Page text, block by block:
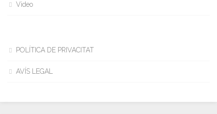
Video
POLÍTICA DE PRIVACITAT
AVÍS LEGAL